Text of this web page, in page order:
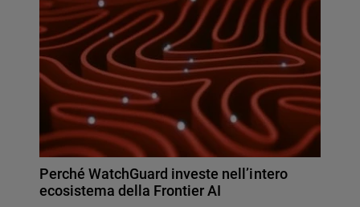
Perché WatchGuard investe nell’intero
ecosistema della Frontier AI